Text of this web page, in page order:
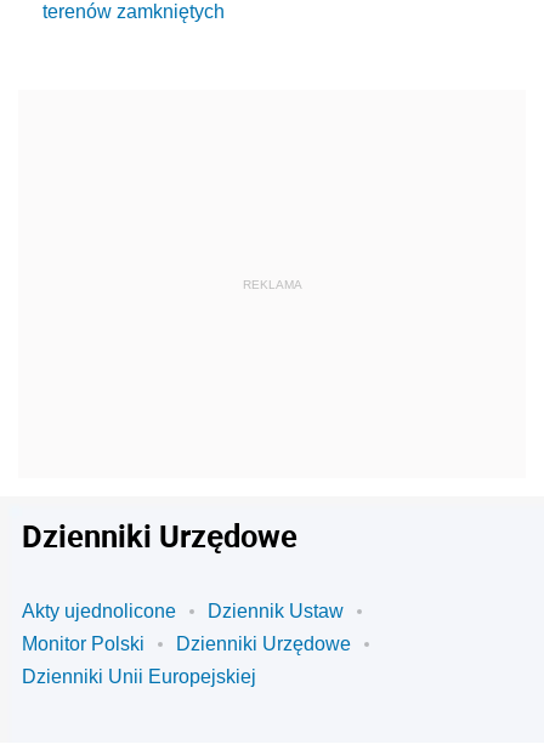
terenów zamkniętych
Dzienniki Urzędowe
Akty ujednolicone
Dziennik Ustaw
Monitor Polski
Dzienniki Urzędowe
Dzienniki Unii Europejskiej